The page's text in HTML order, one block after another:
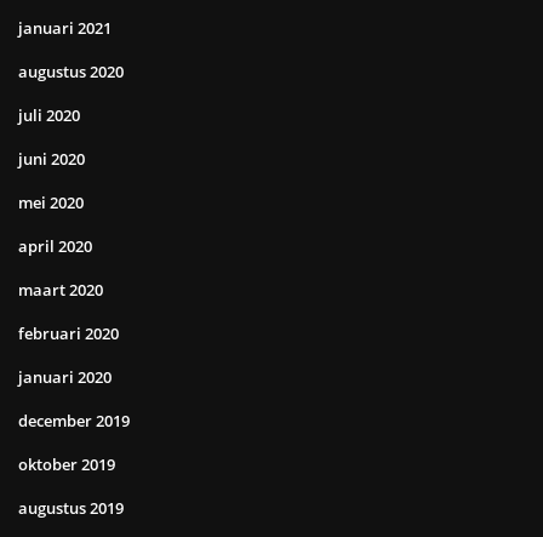
januari 2021
augustus 2020
juli 2020
juni 2020
mei 2020
april 2020
maart 2020
februari 2020
januari 2020
december 2019
oktober 2019
augustus 2019